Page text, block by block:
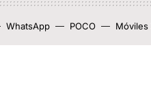
WhatsApp POCO Móviles